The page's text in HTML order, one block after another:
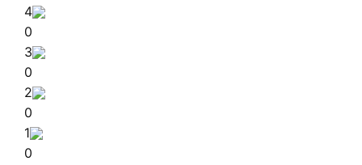
4
0
3
0
2
0
1
0